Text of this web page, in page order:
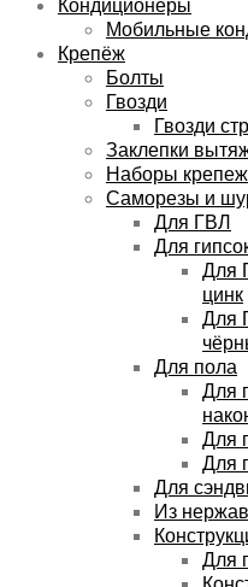
Мобильные
Крепёж
Болты
Гвозди
Гвозди
Заклепки
Наборы
Саморезы и
Для ГВЛ
Для
Для
цинк
Для
Для пола
Для
Для
Для
Для
Из
Для